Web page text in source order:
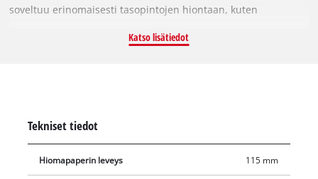
soveltuu erinomaisesti tasopintojen hiontaan, kuten
hiontaan. Nopeus sovitetaan materiaaliin ja käyttökohteeseen
pitävän ja turvallisen otteen. Pölypussi kerää syntyvän
työpinta pysyy mahdollisimman puhtaana. Toimitus sisältää
Katso lisätiedot
Tekniset tiedot
Hiomapaperin leveys 115 mm